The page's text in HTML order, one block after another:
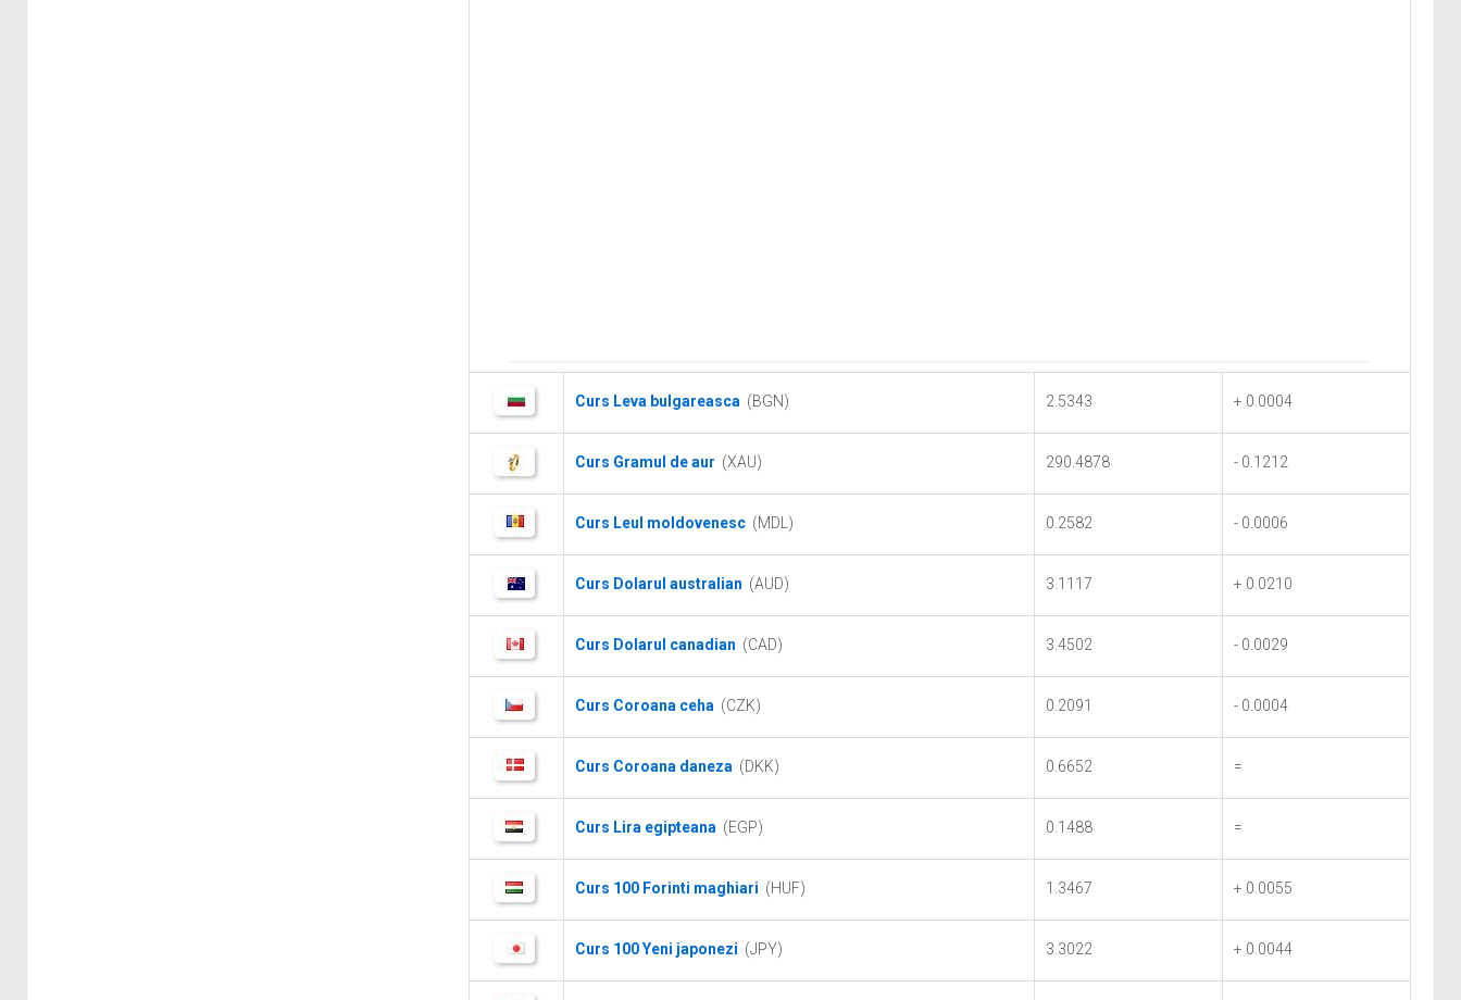
Curs Leva bulgareasca (BGN) 2.5343 + 0.0004
Curs Gramul de aur (XAU) 290.4878 - 0.1212
Curs Leul moldovenesc (MDL) 0.2582 - 0.0006
Curs Dolarul australian (AUD) 3.1117 + 0.0210
Curs Dolarul canadian (CAD) 3.4502 - 0.0029
Curs Coroana ceha (CZK) 0.2091 - 0.0004
Curs Coroana daneza (DKK) 0.6652 =
Curs Lira egipteana (EGP) 0.1488 =
Curs 100 Forinti maghiari (HUF) 1.3467 + 0.0055
Curs 100 Yeni japonezi (JPY) 3.3022 + 0.0044